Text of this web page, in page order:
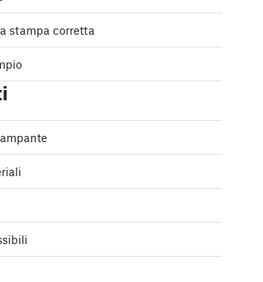
stampa corretta